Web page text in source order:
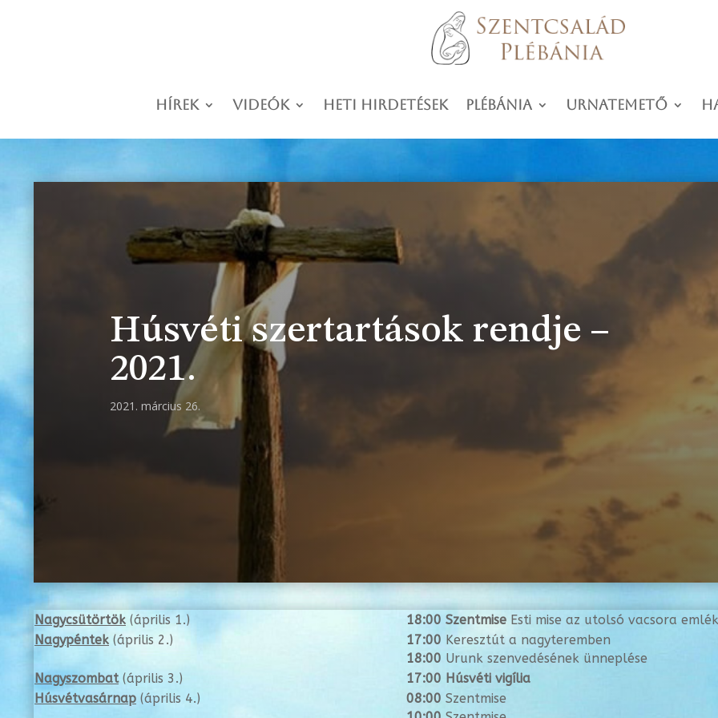
Hírek Videók Heti hirdetések Plébánia Urnatemető
Húsvéti szertartások rendje –
2021.
2021. március 26.
Nagycsütörtök (április 1.) 18:00 Szentmise Esti mise az utolsó vacsora
Nagypéntek (április 2.) 17:00 Keresztút a nagyteremben
18:00 Urunk szenvedésének ünneplése
Nagyszombat(április 3.)
17:00 Húsvéti vigília
Húsvétvasárnap (április 4.) 08:00 Szentmise